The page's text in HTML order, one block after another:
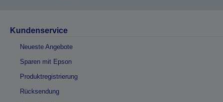
Kundenservice
Neueste Angebote
Sparen mit Epson
Produktregistrierung
Rücksendung